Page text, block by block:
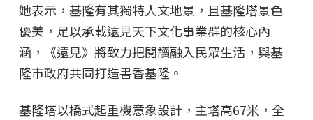
她表示，基隆有其獨特人文地景，且基隆塔景色
優美，足以承載遠見天下文化事業群的核心內
涵，《遠見》將致力把閱讀融入民眾生活，與基
隆市政府共同打造書香基隆。
基隆塔以橋式起重機意象設計，主塔高67米，全